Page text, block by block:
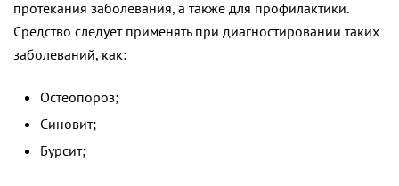
протекания заболевания, а также для профилактики.
Средство следует применять при диагностировании таких
заболеваний, как:
Остеопороз;
Синовит;
Бурсит;